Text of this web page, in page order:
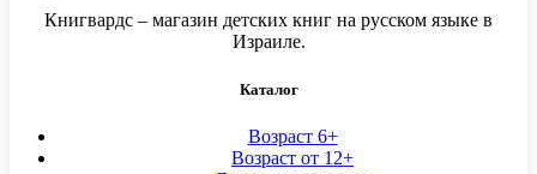
Книгвардс – магазин детских книг на русском языке в
Израиле.
Каталог
Возраст 6+
Возраст от 12+